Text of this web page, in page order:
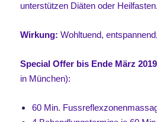
unterstützen Diäten oder Heilfasten.
Wirkung: Wohltuend,
Special Offer bis Ende März 2019
in München):
60 Min.